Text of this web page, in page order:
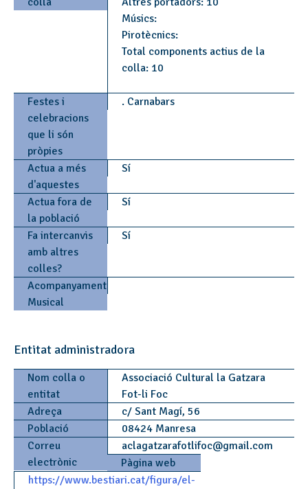
Músics:
Pirotècnics:
Total components actius de la
colla: 10
Festes i
celebracions
que li són
pròpies
. Carnabars
Actua a més
d'aquestes
Sí
Actua fora de
la població
Sí
Fa intercanvis
amb altres
colles?
Sí
Acompanyament
Musical
Entitat administradora
Nom colla o
entitat
Associació Cultural la Gatzara
Fot-li Foc
Adreça
c/ Sant Magí, 56
Població
08424 Manresa
Correu
electrònic
aclagatzarafotlifoc@gmail.com
Pàgina web
https://www.bestiari.cat/figura/el-